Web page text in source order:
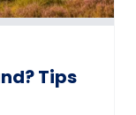
Tips